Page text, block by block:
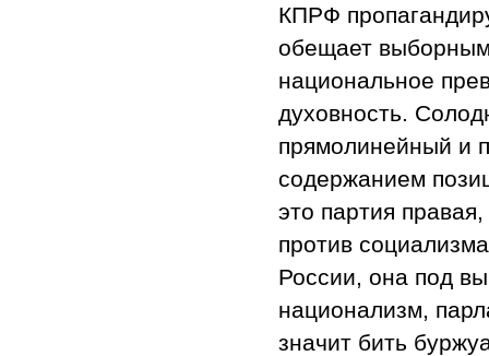
КПРФ
обещает выборным
национальное
духовность.
прямолинейный и
содержанием
это партия
против
России, она под
национализм,
значит бить